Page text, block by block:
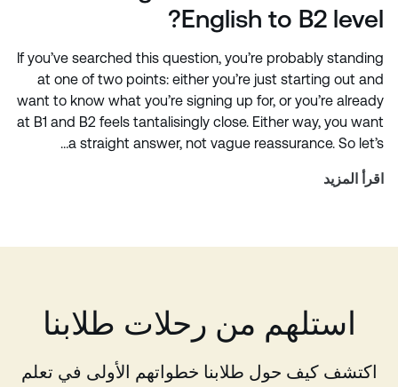
English to B2 level?
If you’ve searched this question, you’re probably standing
at one of two points: either you’re just starting out and
want to know what you’re signing up for, or you’re already
at B1 and B2 feels tantalisingly close. Either way, you want
a straight answer, not vague reassurance. So let’s…
اقرأ المزيد
استلهم من رحلات طلابنا
اكتشف كيف حول طلابنا خطواتهم الأولى في تعلم